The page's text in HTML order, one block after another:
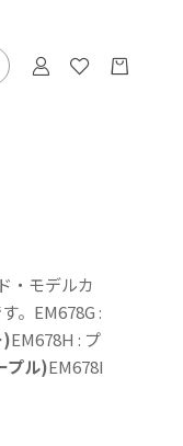
・モデルカ
。EM678G :
)EM678H : プ
プル)EM678I